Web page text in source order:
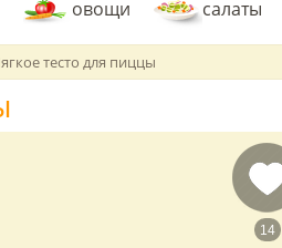
овощи салаты
тесто для пиццы
14